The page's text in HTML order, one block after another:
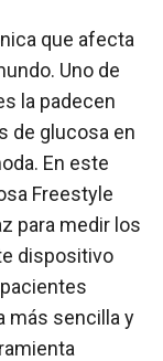
que afecta
Uno de
la padecen
de glucosa en
En este
Freestyle
para medir los
dispositivo
más sencilla y